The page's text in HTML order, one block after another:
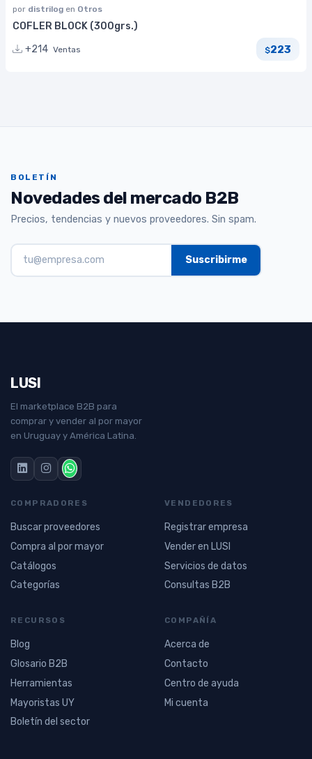
por distrilog en Otros
COFLER BLOCK (300grs.)
+214 Ventas $223
BOLETÍN
Novedades del mercado B2B
Precios, tendencias y nuevos proveedores. Sin spam.
LUSI
El marketplace B2B para
comprar y vender al por mayor
en Uruguay y América Latina.
COMPRADORES
Buscar proveedores
Compra al por mayor
Catálogos
Categorías
VENDEDORES
Registrar empresa
Vender en LUSI
Servicios de datos
Consultas B2B
RECURSOS
Blog
Glosario B2B
Herramientas
Mayoristas UY
Boletín del sector
COMPAÑÍA
Acerca de
Contacto
Centro de ayuda
Mi cuenta